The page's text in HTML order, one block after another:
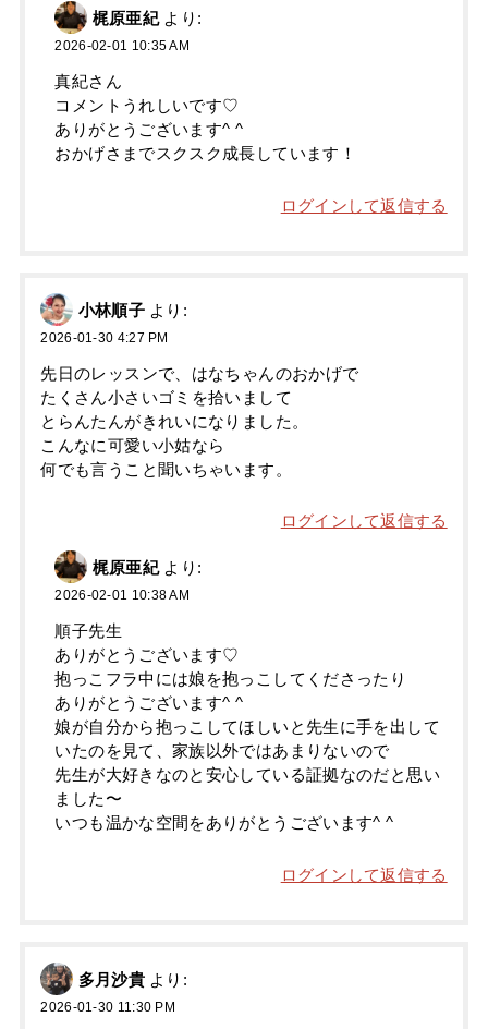
梶原亜紀 より:
2026-02-01 10:35 AM
真紀さん
コメントうれしいです♡
ありがとうございます^ ^
おかげさまでスクスク成長しています！
ログインして返信する
小林順子 より:
2026-01-30 4:27 PM
先日のレッスンで、はなちゃんのおかげで
たくさん小さいゴミを拾いまして
とらんたんがきれいになりました。
こんなに可愛い小姑なら
何でも言うこと聞いちゃいます。
ログインして返信する
梶原亜紀 より:
2026-02-01 10:38 AM
順子先生
ありがとうございます♡
抱っこフラ中には娘を抱っこしてくださったり
ありがとうございます^ ^
娘が自分から抱っこしてほしいと先生に手を出して
いたのを見て、家族以外ではあまりないので
先生が大好きなのと安心している証拠なのだと思い
ました〜
いつも温かな空間をありがとうございます^ ^
ログインして返信する
多月沙貴 より:
2026-01-30 11:30 PM